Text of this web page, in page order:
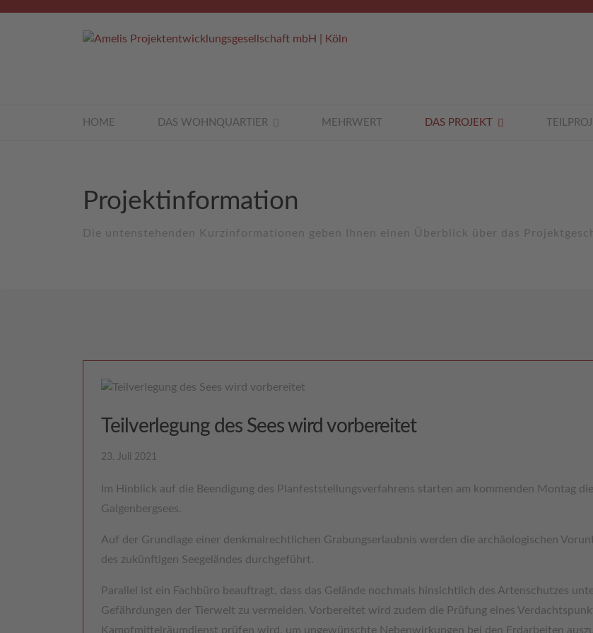
HOME DAS WOHNQUARTIER MEHRWERT DAS PROJEKT
Projektinformation
Die untenstehenden Kurzinformationen geben Ihnen einen Überblick über das
Teilverlegung des Sees wird vorbereitet
23. Juli 2021
Im Hinblick auf die Beendigung des Planfeststellungsverfahrens starten am kommenden Montag
Galgenbergsees.
Auf der Grundlage einer denkmalrechtlichen Grabungserlaubnis werden die archäologischen
des zukünftigen Seegeländes durchgeführt.
Parallel ist ein Fachbüro beauftragt, dass das Gelände nochmals hinsichtlich des Artenschutzes
Gefährdungen der Tierwelt zu vermeiden. Vorbereitet wird zudem die Prüfung eines
Kampfmittelräumdienst prüfen wird, um ungewünschte Nebenwirkungen bei den Erdarbeiten